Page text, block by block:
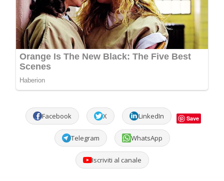
Facebook X LinkedIn Save
Telegram WhatsApp
Iscriviti al canale